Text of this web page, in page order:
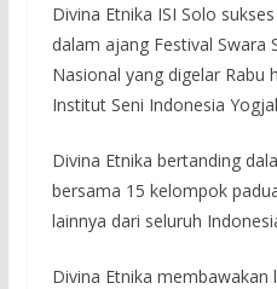
Divina Etnika ISI Solo
dalam ajang Festival Swara
Nasional yang digelar Rabu
Institut Seni Indonesia
Divina Etnika bertanding
bersama 15 kelompok
lainnya dari seluruh
Divina Etnika membawakan